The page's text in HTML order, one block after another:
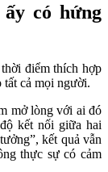
có hứng
điểm thích hợp
tất cả mọi người.
mở lòng với ai đó
kết nối giữa hai
kết quả vẫn
thực sự có cảm